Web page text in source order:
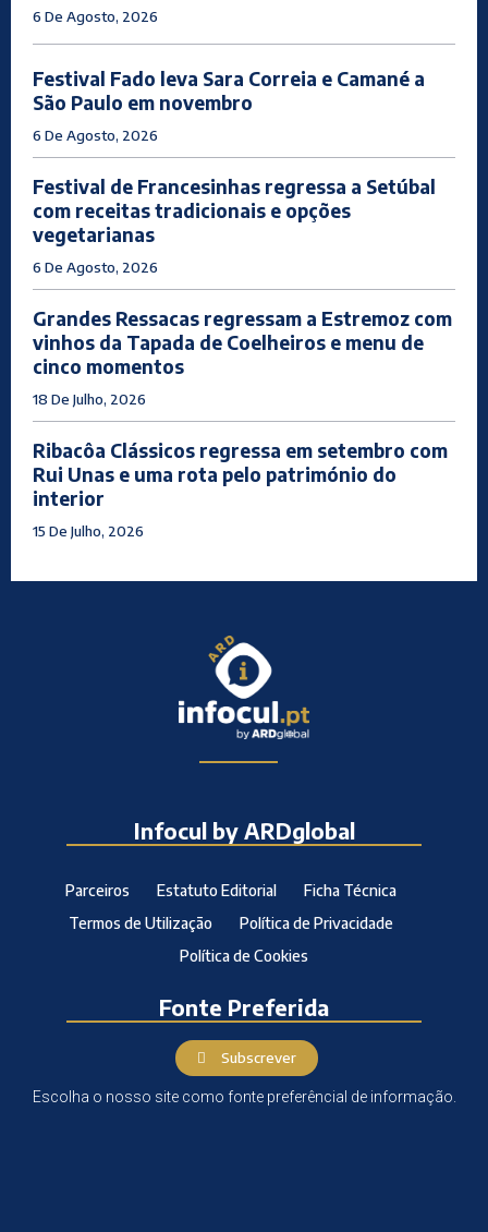
6 De Agosto, 2026
Festival Fado leva Sara Correia e Camané a
São Paulo em novembro
6 De Agosto, 2026
Festival de Francesinhas regressa a Setúbal
com receitas tradicionais e opções
vegetarianas
6 De Agosto, 2026
Grandes Ressacas regressam a Estremoz com
vinhos da Tapada de Coelheiros e menu de
cinco momentos
18 De Julho, 2026
Ribacôa Clássicos regressa em setembro com
Rui Unas e uma rota pelo património do
interior
15 De Julho, 2026
Infocul by ARDglobal
Parceiros Estatuto Editorial
Ficha Técnica
Termos de Utilização
Política de Privacidade
Política de Cookies
Fonte Preferida
Subscrever
Escolha o nosso site como fonte preferêncial de informação.